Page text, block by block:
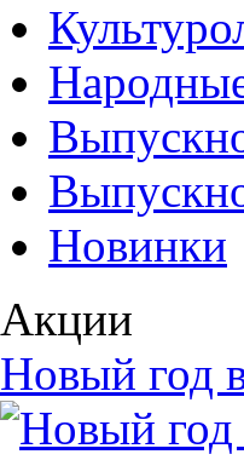
Новинки
Акции
Новый год